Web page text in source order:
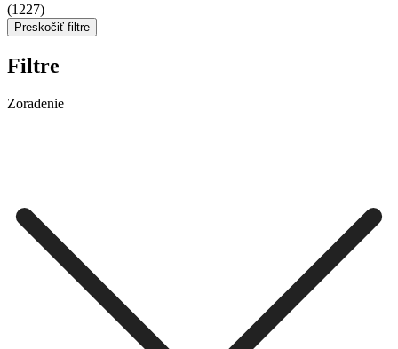
(1227)
Preskočiť filtre
Filtre
Zoradenie